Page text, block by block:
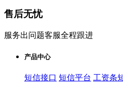
售后无忧
服务出问题客服全程跟进
产品中心
短信接口 短信平台 工资条